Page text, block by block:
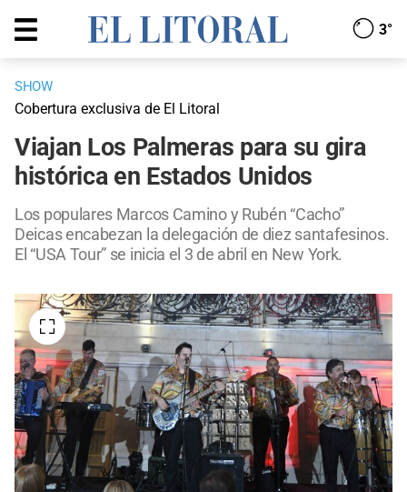
3°
SHOW
Cobertura exclusiva de El Litoral
Viajan Los Palmeras para su gira
histórica en Estados Unidos
Los populares Marcos Camino y Rubén “Cacho”
Deicas encabezan la delegación de diez santafesinos.
El “USA Tour” se inicia el 3 de abril en New York.